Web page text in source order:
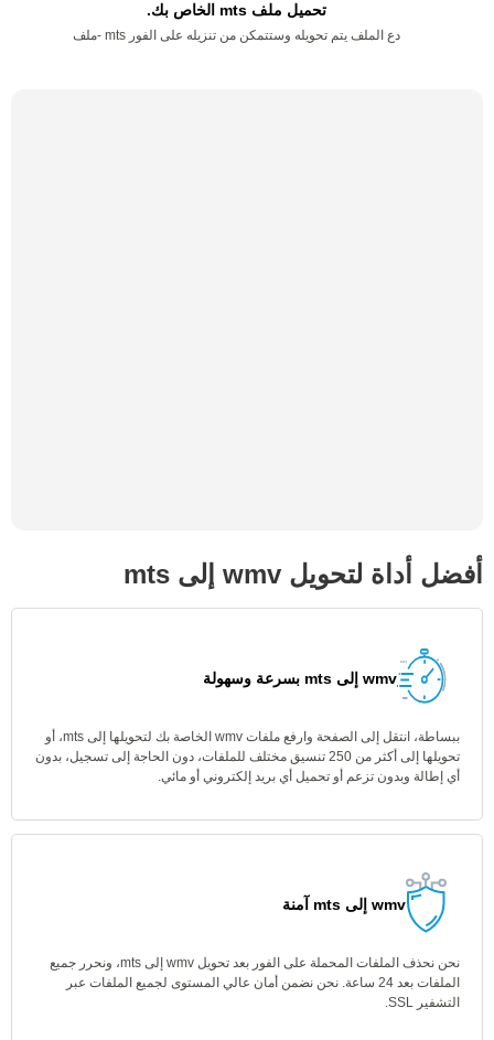
تحميل ملف mts الخاص بك.
دع الملف يتم تحويله وستتمكن من تنزيله على الفور mts -ملف
أفضل أداة لتحويل wmv إلى mts
wmv إلى mts بسرعة وسهولة
ببساطة، انتقل إلى الصفحة وارفع ملفات wmv الخاصة بك لتحويلها إلى mts، أو
تحويلها إلى أكثر من 250 تنسيق مختلف للملفات، دون الحاجة إلى تسجيل، بدون
أي إطالة وبدون تزعم أو تحميل أي بريد إلكتروني أو مائي.
wmv إلى mts آمنة
نحن نحذف الملفات المحملة على الفور بعد تحويل wmv إلى mts، ونحرر جميع
الملفات بعد 24 ساعة. نحن نضمن أمان عالي المستوى لجميع الملفات عبر
التشفير SSL.